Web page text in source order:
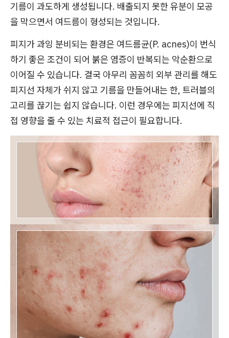
기름이 과도하게 생성됩니다. 배출되지 못한 유분이 모공
을 막으면서 여드름이 형성되는 것입니다.
피지가 과잉 분비되는 환경은 여드름균(P. acnes)이 번식
하기 좋은 조건이 되어 붉은 염증이 반복되는 악순환으로
이어질 수 있습니다. 결국 아무리 꼼꼼히 외부 관리를 해도
피지선 자체가 쉬지 않고 기름을 만들어내는 한, 트러블의
고리를 끊기는 쉽지 않습니다. 이런 경우에는 피지선에 직
접 영향을 줄 수 있는 치료적 접근이 필요합니다.